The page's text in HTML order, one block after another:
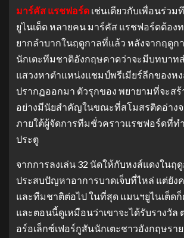
มาร์คัส แรชฟอร์ด เช่นเดียวกับเพื่อนร่วม
ยูไนเต็ด หลายคน มาร์คัส แรชฟอร์ดต้อง
ยากลำบากในฤดูกาลที่แล้ว หลังจากฤดูก
นักเตะทีมชาติอังกฤษคาดว่าจะมีบทบาท
แสวงหาตำแหน่งแชมป์พรีเมียร์ลีกของห
ปรากฏออกมา ตัวรุกของ พยายามที่จะสร้
อย่างมีนัยสำคัญในขณะที่สโมสรติดอ่าง
ภายใต้ผู้จัดการทีมชั่วคราวแรชฟอร์ดที่ทำ
ประตู
จากการลงเล่น 32 นัดให้กับหงส์แดงในฤ
ประสบปัญหาอาการบาดเจ็บที่ไหล่ แต่ยัง
และทีมชาติต่อไป ในที่สุด แมนฯยูไนเต็ด
และตอนนี้ดูเหมือนว่าเขาจะได้รับรางวัล
อร์อเล็กซ์เฟอร์กูสันนักเตะชาวอังกฤษรา